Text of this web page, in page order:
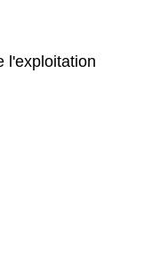
l'exploitation